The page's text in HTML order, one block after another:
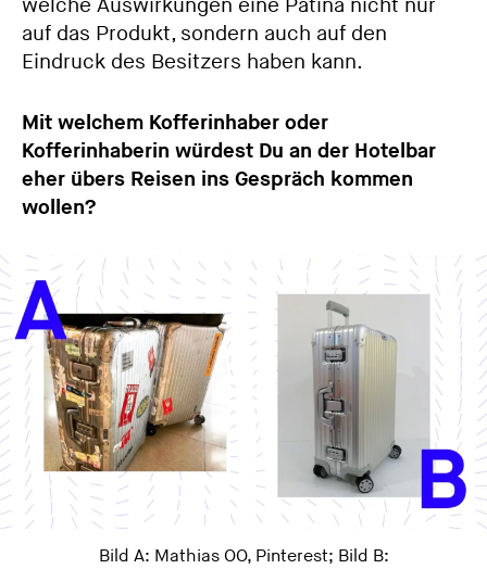
welche Auswirkungen eine Patina nicht nur
auf das Produkt, sondern auch auf den
Eindruck des Besitzers haben kann.
Mit welchem Kofferinhaber oder
Kofferinhaberin würdest Du an der Hotelbar
eher übers Reisen ins Gespräch kommen
wollen?
Bild A: Mathias OO, Pinterest; Bild B: